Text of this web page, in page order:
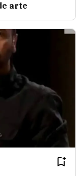
arte